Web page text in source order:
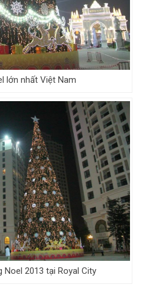
lớn nhất Việt Nam
Noel 2013 tại Royal City